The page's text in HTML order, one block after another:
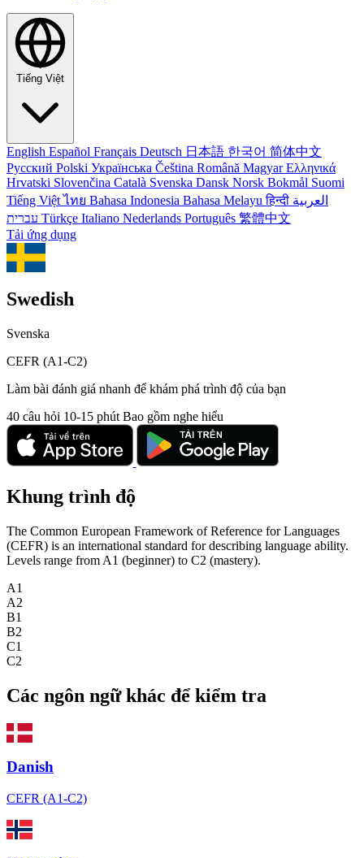
Tiếng Việt
English Español Français Deutsch 日本語 한국어 简体中文
Русский Polski Українська Čeština Română MagyarΕλληνικά
Hrvatski Slovenčina Català Svenska Dansk Norsk Bokmål Suomi
Tiếng Việtไทย Bahasa Indonesia Bahasa Melayuहिन्दी العربية
Türkçe Italiano Nederlands Português 繁體中文
Tải ứng dụng
Swedish
Svenska
CEFR (A1-C2)
Làm bài đánh giá nhanh để khám phá trình độ của bạn
40 câu hỏi 10-15 phút Bao gồm nghe hiểu
Khung trình độ
The Common European Framework of Reference for Languages
(CEFR) is an international standard for describing language ability.
Levels range from A1 (beginner) to C2 (mastery).
A1
A2
B1
B2
C1
C2
Các ngôn ngữ khác để kiểm tra
Danish
CEFR (A1-C2)